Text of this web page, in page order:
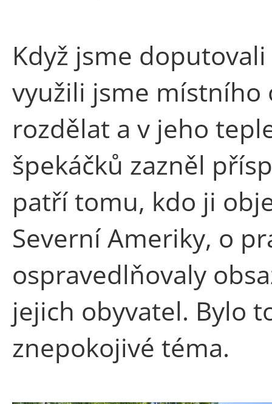
Když jsme
využili jsme místního
rozdělat a v jeho
špekáčků zazněl
patří tomu, kdo ji
Severní Ameriky, o
ospravedlňovaly
jejich obyvatel. Bylo
znepokojivé téma.